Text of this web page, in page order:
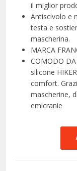
il miglior
Antiscivolo e
testa e
mascherina.
MARCA
COMODO
silicone
comfort.
mascherine,
emicranie